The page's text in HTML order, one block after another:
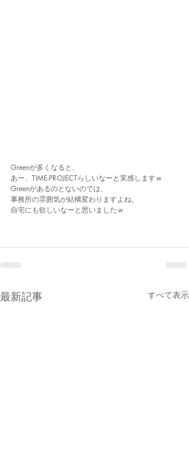
Greenが多くなると、
あー、TIME-PROJECTらしいなーと実感しますｗ
Greenがあるのとないのでは、
事務所の雰囲気が結構変わりますよね。
自宅にも欲しいなーと思いましたｗ
最新記事 すべて表示